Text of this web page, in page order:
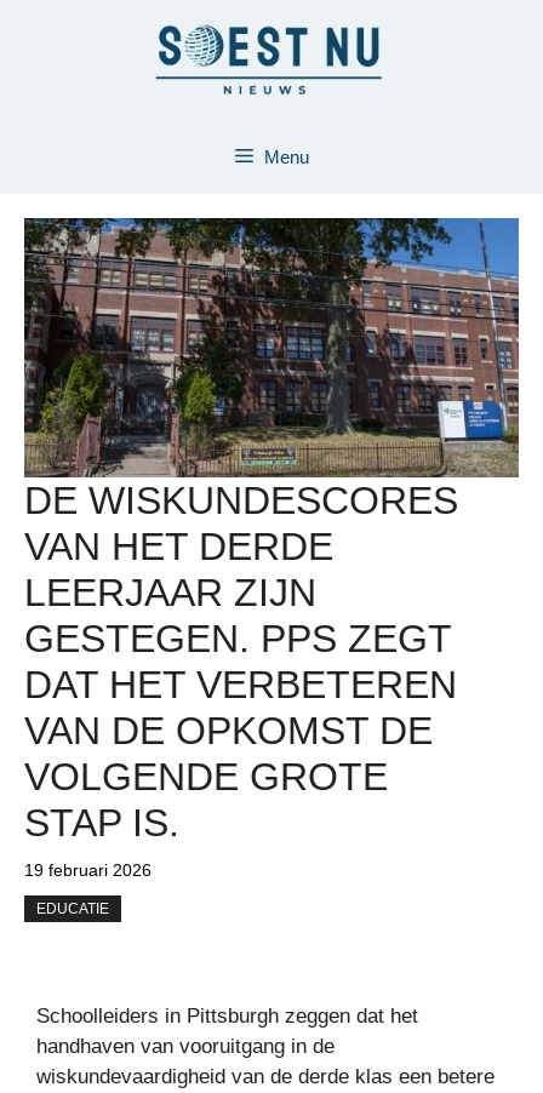
Menu
DE WISKUNDESCORES
VAN HET DERDE
LEERJAAR ZIJN
GESTEGEN. PPS ZEGT
DAT HET VERBETEREN
VAN DE OPKOMST DE
VOLGENDE GROTE
STAP IS.
19 februari 2026
EDUCATIE
Schoolleiders in Pittsburgh zeggen dat het
handhaven van vooruitgang in de
wiskundevaardigheid van de derde klas een betere